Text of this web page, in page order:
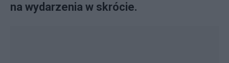
na wydarzenia w skrócie.